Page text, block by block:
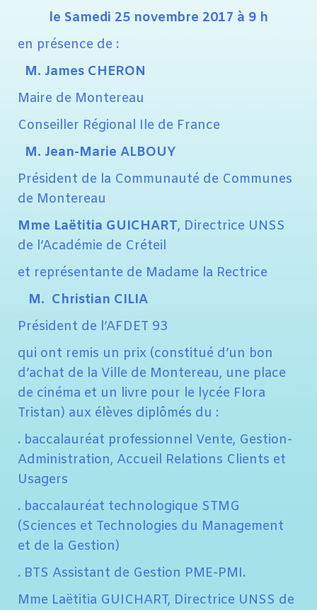
le Samedi 25 novembre 2017 à 9 h
en présence de :
M. James CHERON
Maire de Montereau
Conseiller Régional Ile de France
M. Jean-Marie ALBOUY
Président de la Communauté de Communes
de Montereau
Mme Laëtitia GUICHART, Directrice UNSS
de l’Académie de Créteil
et représentante de Madame la Rectrice
M. Christian CILIA
Président de l’AFDET 93
qui ont remis un prix (constitué d’un bon
d’achat de la Ville de Montereau, une place
de cinéma et un livre pour le lycée Flora
Tristan) aux élèves diplômés du :
. baccalauréat professionnel Vente, Gestion-
Administration, Accueil Relations Clients et
Usagers
. baccalauréat technologique STMG
(Sciences et Technologies du Management
et de la Gestion)
. BTS Assistant de Gestion PME-PMI.
Mme Laëtitia GUICHART, Directrice UNSS de